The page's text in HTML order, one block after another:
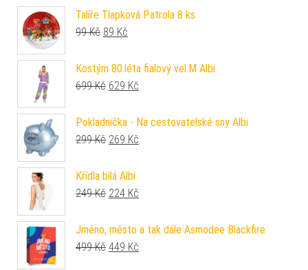
Talíře Tlapková Patrola 8 ks
99Kč Původní cena byla: 99 Kč.
89 Kč
Kostým 80.léta fialový vel.M Albi
699Kč Původní cena byla: 699 Kč.
629 Kč
Pokladnička - Na cestovatelské sny Albi
299Kč Původní cena byla: 299 Kč.
269 Kč
Křídla bílá Albi
249Kč Původní cena byla: 249 Kč.
224 Kč
Jméno, město a tak dále Asmodee Blackfire
499Kč Původní cena byla: 499 Kč.
449 Kč